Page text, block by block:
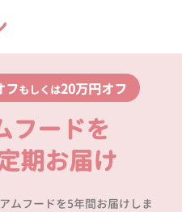
フもしくは20万円オフ
フードを
期お届け
ムフードを5年間お届けしま